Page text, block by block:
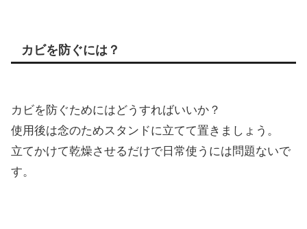
カビを防ぐには？
カビを防ぐためにはどうすればいいか？
使用後は念のためスタンドに立てて置きましょう。
立てかけて乾燥させるだけで日常使うには問題ないで
す。